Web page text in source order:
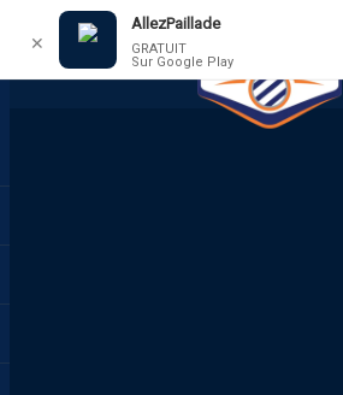
✕
AllezPaillade
GRATUIT
Sur Google Play